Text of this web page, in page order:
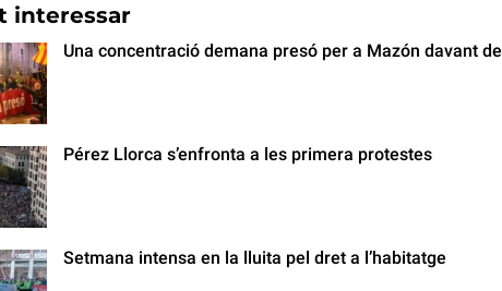
interessar
Una concentració demana presó per a Mazón davant
Pérez Llorca s’enfronta a les primera protestes
Setmana intensa en la lluita pel dret a l’habitatge